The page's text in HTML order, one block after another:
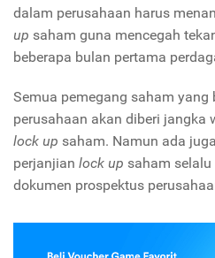
dalam perusahaan harus
up saham guna mencegah
beberapa bulan pertama
Semua pemegang saham
perusahaan akan diberi jangka
lock up saham. Namun ada
perjanjian lock up saham
dokumen prospektus